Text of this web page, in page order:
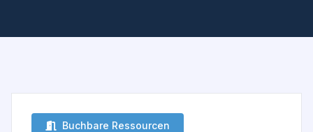
Buchbare Ressourcen